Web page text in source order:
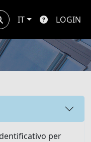
IT LOGIN
per